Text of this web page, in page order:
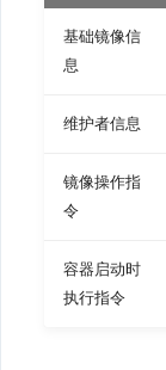
使用构建缓存
相关文章
基础镜像信
息
维护者信息
镜像操作指
令
容器启动时
执行指令